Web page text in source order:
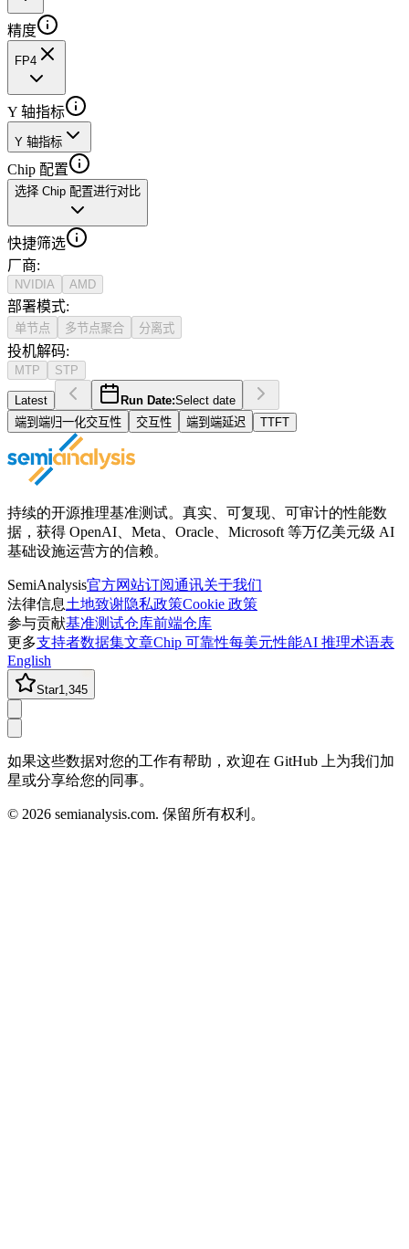
精度
FP4
Y 轴指标
Y 轴指标
Chip 配置
选择 Chip 配置进行对比
快捷筛选
厂商:
NVIDIA AMD
部署模式:
单节点 多节点聚合 分离式
投机解码:
MTP STP
Latest Run Date:Select date
端到端归一化交互性
交互性 端到端延迟 TTFT
持续的开源推理基准测试。真实、可复现、可审计的性能数
据，获得 OpenAI、Meta、Oracle、Microsoft 等万亿美元级 AI
基础设施运营方的信赖。
SemiAnalysis官方网站订阅通讯关于我们
法律信息土地致谢隐私政策Cookie 政策
参与贡献基准测试仓库前端仓库
更多支持者数据集文章Chip 可靠性每美元性能AI 推理术语表
English
Star1,345
如果这些数据对您的工作有帮助，欢迎在 GitHub 上为我们加
星或分享给您的同事。
© 2026 semianalysis.com. 保留所有权利。